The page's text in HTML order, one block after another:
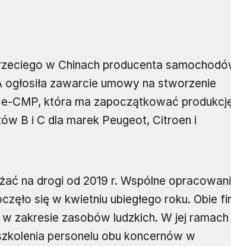
w Chinach producenta
zawarcie umowy na stworzenie
CMP, która ma zapoczątkować
B i C dla marek Peugeot, Citroen i
na drogi od 2019 r. Wspólne
się w kwietniu ubiegłego roku. Obie
zakresie zasobów ludzkich. W jej ramach
personelu obu koncernów w